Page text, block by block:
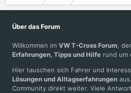
Über das Forum
Willkommen im VW T-Cross Forum,
Erfahrungen, Tipps und Hilfe rund um
Hier tauschen sich Fahrer und
Lösungen und Alltagserfahrungen
Community direkt weiter. Viele